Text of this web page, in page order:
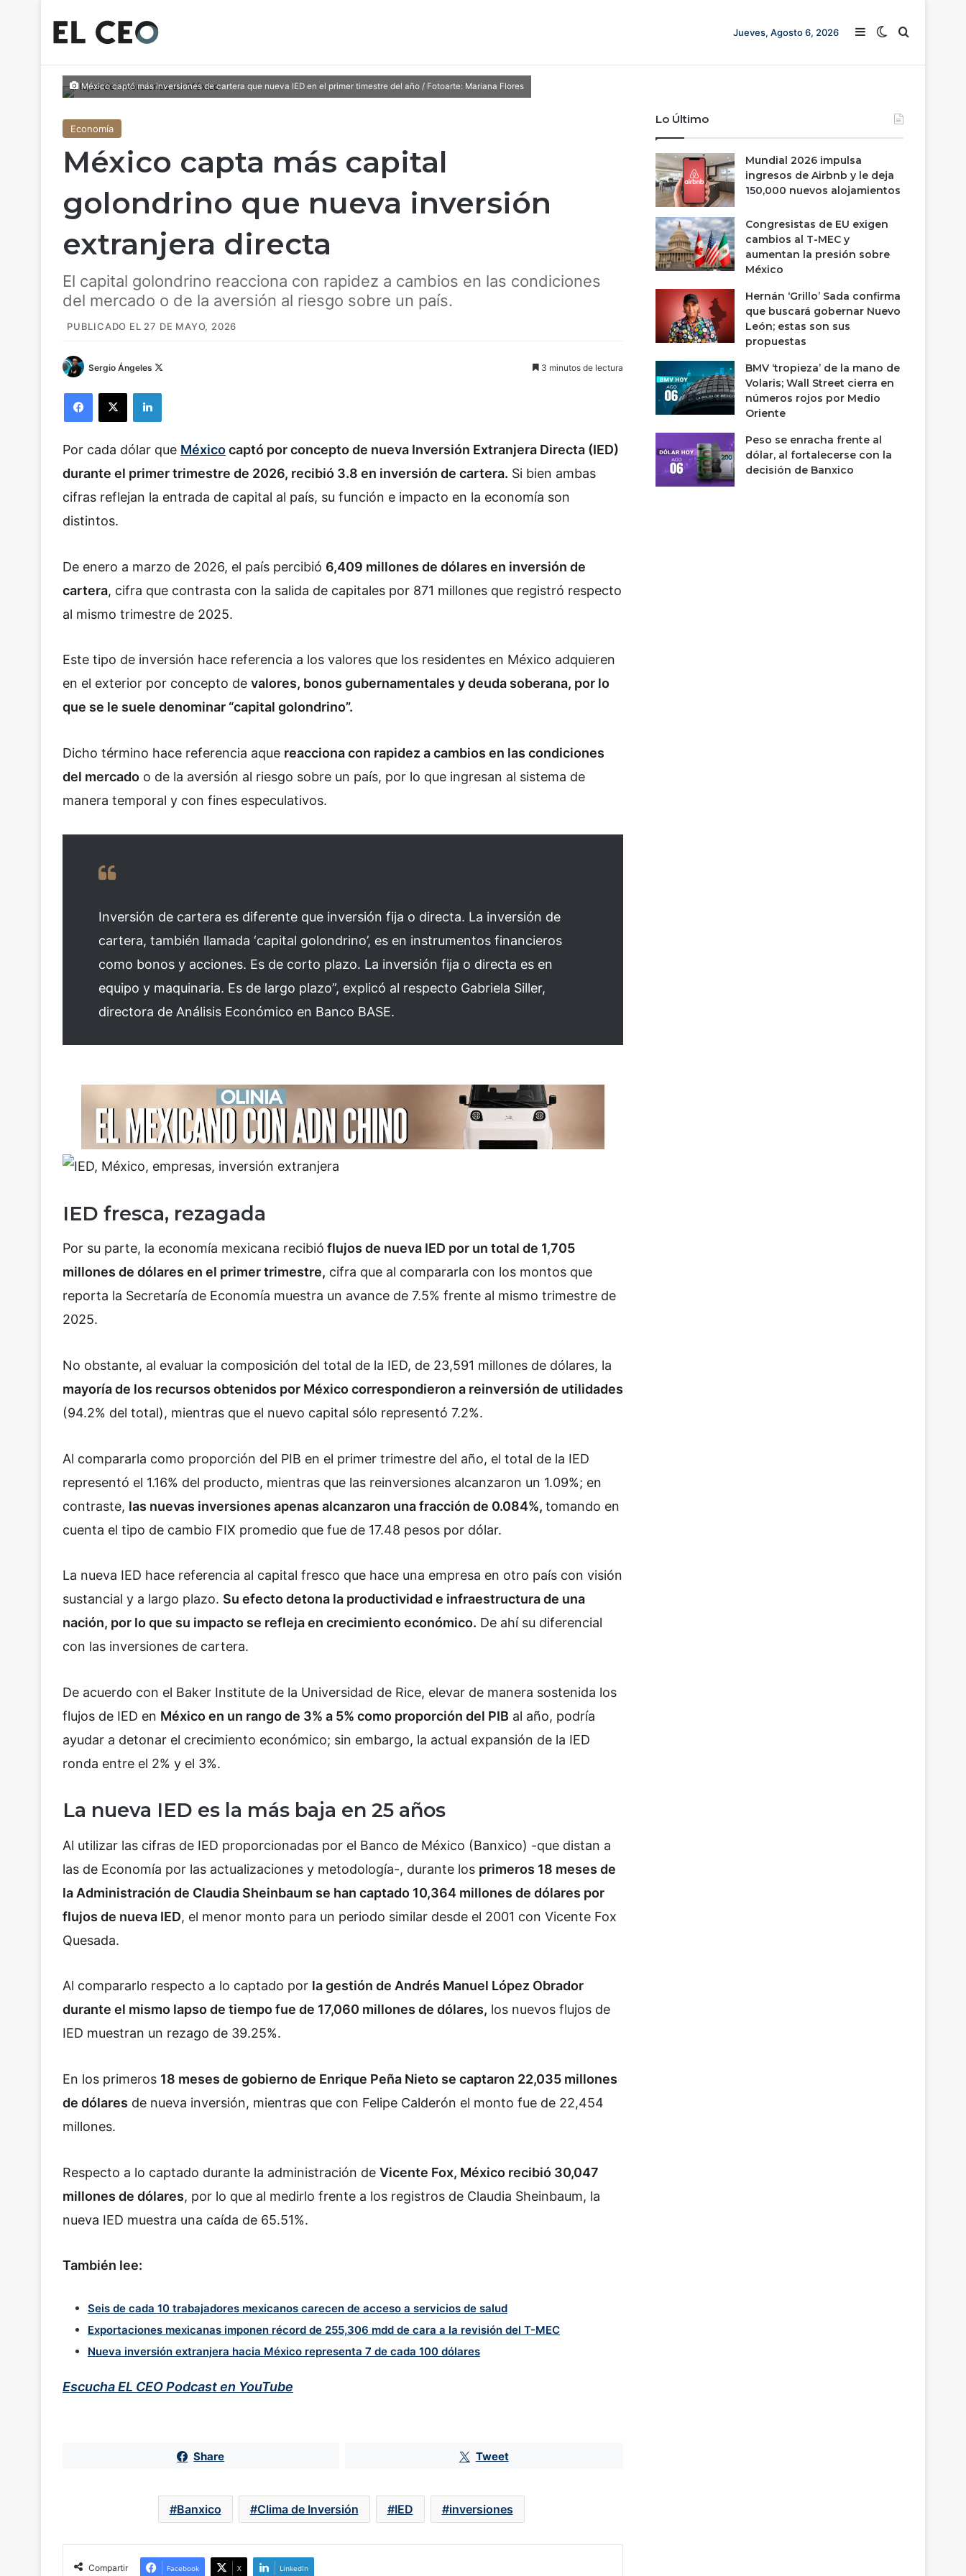
Jueves, Agosto 6, 2026 Barra lateral
Switch skin
Buscar
México captó más inversiones de cartera que nueva IED en el primer timestre del año / Fotoarte: Mariana Flores
Economía
México capta más capital
golondrino que nueva inversión
extranjera directa
El capital golondrino reacciona con rapidez a cambios en las condiciones
del mercado o de la aversión al riesgo sobre un país.
PUBLICADO EL 27 DE MAYO, 2026
Sergio Ángeles
w
o
X
3 minutos de lectura
Por cada dólar que Méxicocaptó por concepto de nueva Inversión Extranjera Directa (IED)
durante el primer trimestre de 2026, recibió 3.8 en inversión de cartera. Si bien ambas
cifras reflejan la entrada de capital al país, su función e impacto en la economía son
distintos.
De enero a marzo de 2026, el país percibió 6,409 millones de dólares en inversión de
cartera, cifra que contrasta con la salida de capitales por 871 millones que registró respecto
al mismo trimestre de 2025.
Este tipo de inversión hace referencia a los valores que los residentes en México adquieren
en el exterior por concepto de valores, bonos gubernamentales y deuda soberana, por lo
que se le suele denominar “capital golondrino”.
Dicho término hace referencia aque reacciona con rapidez a cambios en las condiciones
del mercado o de la aversión al riesgo sobre un país, por lo que ingresan al sistema de
manera temporal y con fines especulativos.
Inversión de cartera es diferente que inversión fija o directa. La inversión de
cartera, también llamada ‘capital golondrino’, es en instrumentos financieros
como bonos y acciones. Es de corto plazo. La inversión fija o directa es en
equipo y maquinaria. Es de largo plazo”, explicó al respecto Gabriela Siller,
directora de Análisis Económico en Banco BASE.
IED fresca, rezagada
Por su parte, la economía mexicana recibió flujos de nueva IED por un total de 1,705
millones de dólares en el primer trimestre, cifra que al compararla con los montos que
reporta la Secretaría de Economía muestra un avance de 7.5% frente al mismo trimestre de
2025.
No obstante, al evaluar la composición del total de la IED, de 23,591 millones de dólares, la
mayoría de los recursos obtenidos por México correspondieron a reinversión de utilidades
(94.2% del total), mientras que el nuevo capital sólo representó 7.2%.
Al compararla como proporción del PIB en el primer trimestre del año, el total de la IED
representó el 1.16% del producto, mientras que las reinversiones alcanzaron un 1.09%; en
contraste, las nuevas inversiones apenas alcanzaron una fracción de 0.084%, tomando en
cuenta el tipo de cambio FIX promedio que fue de 17.48 pesos por dólar.
La nueva IED hace referencia al capital fresco que hace una empresa en otro país con visión
sustancial y a largo plazo. Su efecto detona la productividad e infraestructura de una
nación, por lo que su impacto se refleja en crecimiento económico. De ahí su diferencial
con las inversiones de cartera.
De acuerdo con el Baker Institute de la Universidad de Rice, elevar de manera sostenida los
flujos de IED en México en un rango de 3% a 5% como proporción del PIB al año, podría
ayudar a detonar el crecimiento económico; sin embargo, la actual expansión de la IED
ronda entre el 2% y el 3%.
La nueva IED es la más baja en 25 años
Al utilizar las cifras de IED proporcionadas por el Banco de México (Banxico) -que distan a
las de Economía por las actualizaciones y metodología-, durante los primeros 18 meses de
la Administración de Claudia Sheinbaum se han captado 10,364 millones de dólares por
flujos de nueva IED, el menor monto para un periodo similar desde el 2001 con Vicente Fox
Quesada.
Al compararlo respecto a lo captado por la gestión de Andrés Manuel López Obrador
durante el mismo lapso de tiempo fue de 17,060 millones de dólares, los nuevos flujos de
IED muestran un rezago de 39.25%.
En los primeros 18 meses de gobierno de Enrique Peña Nieto se captaron 22,035 millones
de dólares de nueva inversión, mientras que con Felipe Calderón el monto fue de 22,454
millones.
Respecto a lo captado durante la administración de Vicente Fox, México recibió 30,047
millones de dólares, por lo que al medirlo frente a los registros de Claudia Sheinbaum, la
nueva IED muestra una caída de 65.51%.
También lee:
Seis de cada 10 trabajadores mexicanos carecen de acceso a servicios de salud
Exportaciones mexicanas imponen récord de 255,306 mdd de cara a la revisión del T-MEC
Nueva inversión extranjera hacia México representa 7 de cada 100 dólares
Escucha EL CEO Podcast en YouTube
Share Tweet
Banxico Clima de Inversión IED inversiones
Compartir Facebook X LinkedIn
Pemex aporta solo un 0.05% más a
Bienestar
Aceleran el fracking en México:
analiza terrenos para prueba piloto
Lo Último
Mundial 2026 impulsa
ingresos de Airbnb y le deja
150,000 nuevos alojamientos
Congresistas de EU exigen
cambios al T-MEC y
aumentan la presión sobre
México
Hernán ‘Grillo’ Sada confirma
que buscará gobernar Nuevo
León; estas son sus
propuestas
BMV ‘tropieza’ de la mano de
Volaris; Wall Street cierra en
números rojos por Medio
Oriente
Peso se enracha frente al
dólar, al fortalecerse con la
decisión de Banxico